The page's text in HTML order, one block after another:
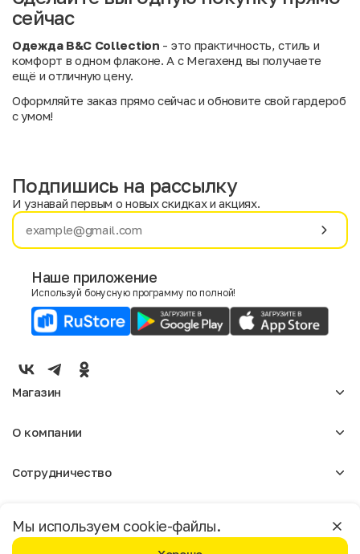
сейчас
Одежда B&C Collection - это практичность, стиль и
комфорт в одном флаконе. А с Мегахенд вы получаете
ещё и отличную цену.
Оформляйте заказ прямо сейчас и обновите свой гардероб
с умом!
Имя
E-mail
Мужской
Мы используем cookie-файлы.
Москва
Подпишись на рассылку
И узнавай первым о новых скидках и акциях.
Наше приложение
Используй бонусную программу по полной!
Магазин
Мужское
О компании
Отзывы
Магазины
Сотрудничество
Реклама
Доставка и оплата
Бонусная программа